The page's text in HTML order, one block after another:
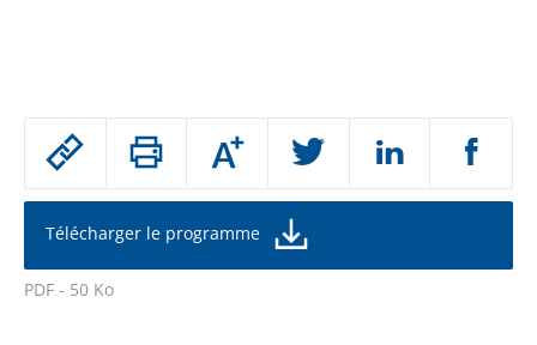
Passer
partage
de
l'article
pour
Augmenter
ou
la
de
police
Télécharger le programme
PDF - 50 Ko